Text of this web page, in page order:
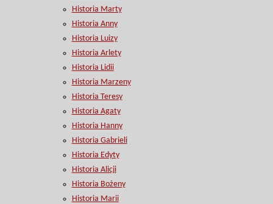
Historia Marty
Historia Anny
Historia Luizy
Historia Arlety
Historia Lidii
Historia Marzeny
Historia Teresy
Historia Agaty
Historia Hanny
Historia Gabrieli
Historia Edyty
Historia Alicji
Historia Bożeny
Historia Marii